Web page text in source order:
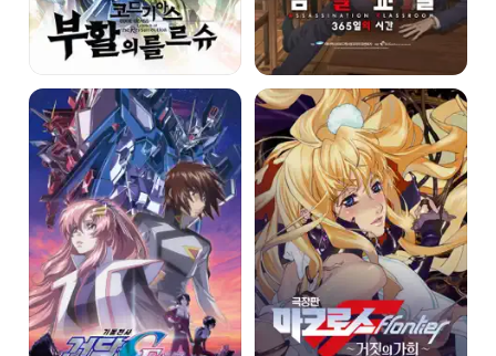
기동전사
건담
시드
프리덤
극장판
마크로스F
~
거짓의
가희
~